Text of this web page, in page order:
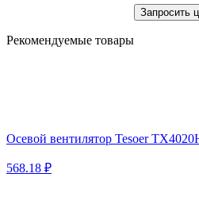
Запросить
Рекомендуемые товары
Осевой вентилятор Tesoer
568.18 ₽